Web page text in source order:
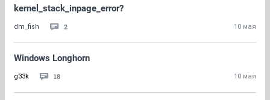
kernel_stack_inpage_error?
dm_fish 2 10 мая
Windows Longhorn
g33k 18 10 мая